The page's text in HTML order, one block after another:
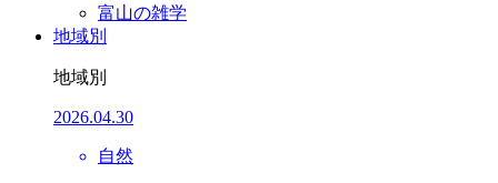
富山の雑学
地域別
地域別
2026.04.30
自然